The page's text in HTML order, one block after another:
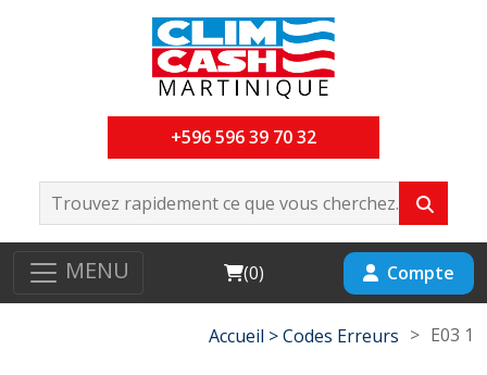
+596 596 39 70 32
MENU Cart
(0) Compte
Accueil >Codes Erreurs > E03 1